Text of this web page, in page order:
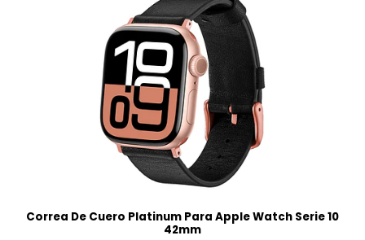
Correa De Cuero Platinum Para Apple Watch Serie 10
42mm